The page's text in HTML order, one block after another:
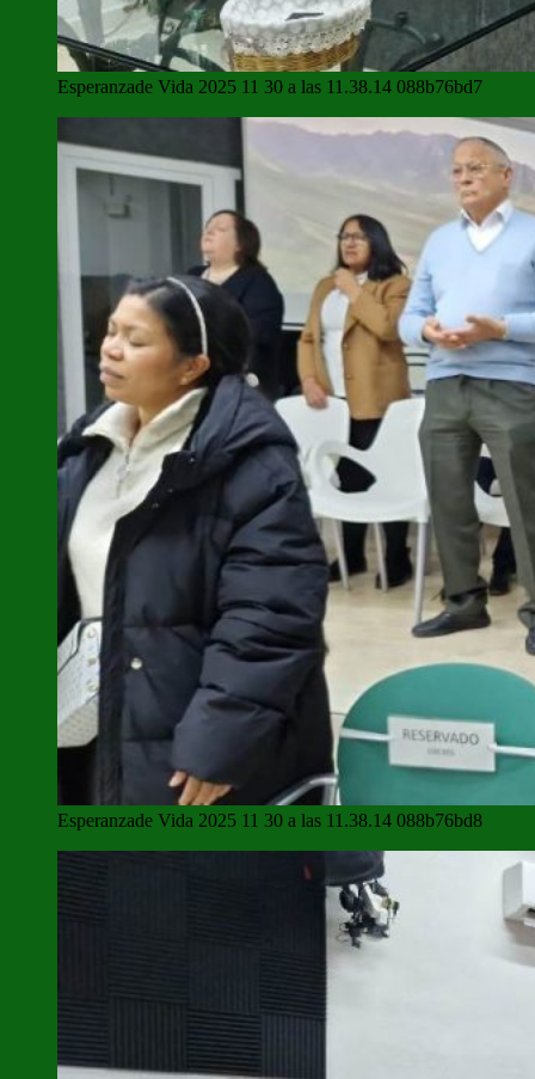
Esperanzade Vida 2025 11 30 a las 11.38.14 088b76bd7
Esperanzade Vida 2025 11 30 a las 11.38.14 088b76bd8